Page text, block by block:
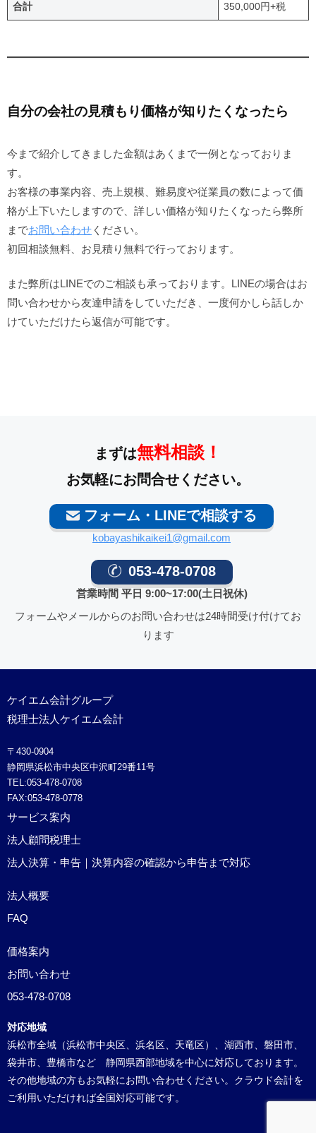
合計 350,000円+税
自分の会社の見積もり価格が知りたくなったら
今まで紹介してきました金額はあくまで一例となっておりま
す。
お客様の事業内容、売上規模、難易度や従業員の数によって価
格が上下いたしますので、詳しい価格が知りたくなったら弊所
までお問い合わせ ください。
初回相談無料、お見積り無料で行っております。
また弊所はLINEでのご相談も承っております。LINEの場合はお
問い合わせから友達申請をしていただき、一度何かしら話しか
けていただけたら返信が可能です。
まずは無料相談！
お気軽にお問合せください。
フォーム・LINEで相談する
kobayashikaikei1@gmail.com
053-478-0708
営業時間 平日 9:00~17:00(土日祝休)
フォームやメールからのお問い合わせは24時間受け付けてお
ります
ケイエム会計グループ
税理士法人ケイエム会計
〒430-0904
静岡県浜松市中央区中沢町29番11号
TEL:053-478-0708
FAX:053-478-0778
サービス案内
法人顧問税理士
法人決算・申告｜決算内容の確認から申告まで対応
法人概要
FAQ
価格案内
お問い合わせ
053-478-0708
対応地域
浜松市全域（浜松市中央区、浜名区、天竜区）、湖西市、磐田市、
袋井市、豊橋市など 静岡県西部地域を中心に対応しております。
その他地域の方もお気軽にお問い合わせください。クラウド会計を
ご利用いただければ全国対応可能です。